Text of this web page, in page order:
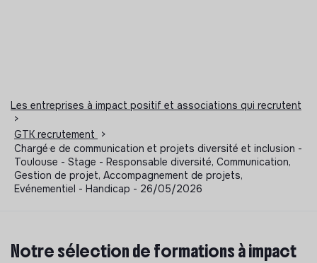
Les entreprises à impact positif et associations qui recrutent
>
GTK recrutement
>
Chargé·e de communication et projets diversité et inclusion -
Toulouse - Stage - Responsable diversité, Communication,
Gestion de projet, Accompagnement de projets,
Evénementiel - Handicap - 26/05/2026
Notre sélection de formations à impact